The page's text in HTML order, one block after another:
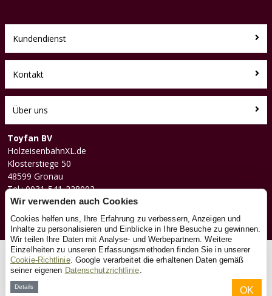
Kundendienst
Kontakt
Über uns
Toyfan BV
HolzeisenbahnXL.de
Klosterstiege 50
48599 Gronau
Tel.: 0031-541-228002
Facebook
Instagram
© 2026 Toyfan BV
Allgemeine Geschäftsbedingungen
Haftungsausschluss
Wir verwenden auch Cookies
Cookies helfen uns, Ihre Erfahrung zu verbessern, Anzeigen und
Inhalte zu personalisieren und Einblicke in Ihre Besuche zu gewinnen.
Wir teilen Ihre Daten mit Analyse- und Werbepartnern. Weitere
Einzelheiten zu unseren Erfassungsmethoden finden Sie in unserer
Cookie-Richtlinie. Google verarbeitet die erhaltenen Daten gemäß
seiner eigenen Datenschutzrichtlinie
Details OK